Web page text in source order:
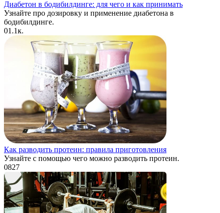
Диабетон в бодибилдинге: для чего и как принимать
Узнайте про дозировку и применение диабетона в
бодибилдинге.
01.1к.
Как разводить протеин: правила приготовления
Узнайте с помощью чего можно разводить протеин.
0827